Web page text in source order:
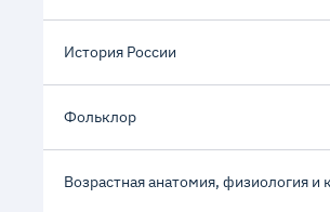
История России
Фольклор
Возрастная анатомия, физиология и